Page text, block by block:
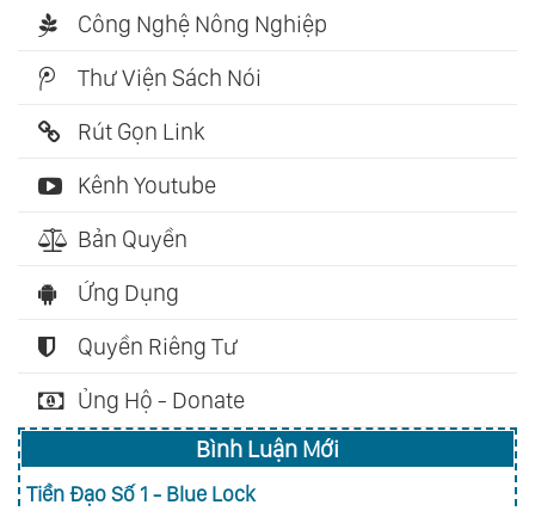
Công Nghệ Nông Nghiệp
Thư Viện Sách Nói
Rút Gọn Link
Kênh Youtube
Bản Quyền
Ứng Dụng
Quyền Riêng Tư
Ủng Hộ - Donate
Bình Luận Mới
Tiền Đạo Số 1 - Blue Lock